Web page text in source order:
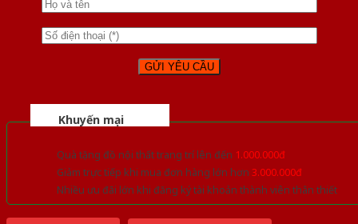
Khuyến mại
Quà tặng đồ nội thất trang trí lên đến 1.000.000đ
Giảm trực tiếp khi mua đơn hàng lớn hơn 3.000.000đ
Nhiều ưu đãi lớn khi đăng ký tài khoản thành viên thân thiết